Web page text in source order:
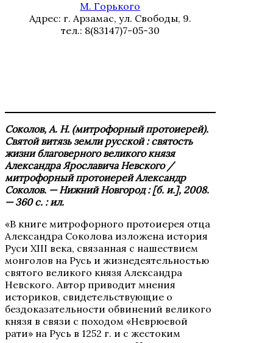
М. Горького
Адрес: г. Арзамас, ул. Свободы, 9.
тел.: 8(83147)7-05-30
Соколов, А. Н. (митрофорный протоиерей).
Святой витязь земли русской : святость
жизни благоверного великого князя
Александра Ярославича Невского /
митрофорный протоиерей Александр
Соколов. — Нижний Новгород : [б. и.], 2008.
— 360 с. : ил.
«В книге митрофорного протоиерея отца
Александра Соколова изложена история
Руси XIII века, связанная с нашествием
монголов на Русь и жизнедеятельностью
святого великого князя Александра
Невского. Автор приводит мнения
историков, свидетельствующие о
бездоказательности обвинений великого
князя в связи с походом «Неврюевой
рати» на Русь в 1252 г. и с жестоким